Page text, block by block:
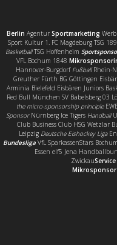
Berlin Agentur Sportmarketing
Sport Kultur 1. FC Magdeburg TSG
BasketballTSG Hoffenheim
VFL Bochum 1848
Hannover-Burgdorf FußballRhein-
Greuther Fürth BG Göttingen
Arminia Bielefeld Eisbären Juniors
Red Bull München SV Babelsberg 03
the micro-sponsorship principle
SponsorNürnberg Ice Tigers Handball
Club Business Club HSG Wetzlar
Leipzig Deutsche Eishockey Liga
Bundesliga VfL SparkassenStars Bochum
Essen elf5 Jena
ZwickauService
Mikrosponsor